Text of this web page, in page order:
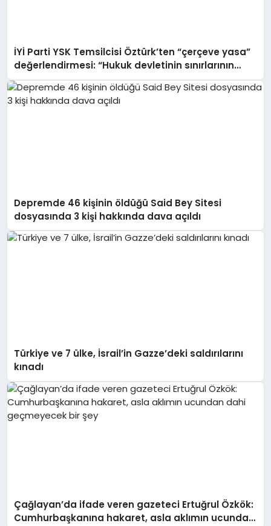
İYİ Parti YSK Temsilcisi Öztürk’ten “çerçeve yasa”
değerlendirmesi: “Hukuk devletinin sınırlarının
sınandığı bir eşiktir”
Depremde 46 kişinin öldüğü Said Bey Sitesi
dosyasında 3 kişi hakkında dava açıldı
Türkiye ve 7 ülke, İsrail’in Gazze’deki saldırılarını
kınadı
Çağlayan’da ifade veren gazeteci Ertuğrul Özkök:
Cumhurbaşkanına hakaret, asla aklımın ucundan